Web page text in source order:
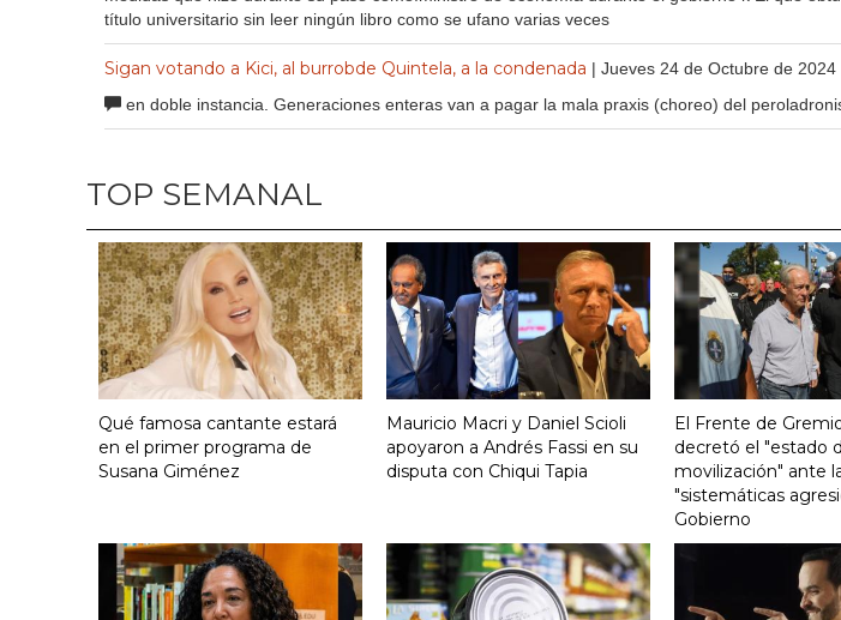
título universitario sin leer ningún libro como se ufano varias veces
Sigan votando a Kici, al burrobde Quintela, a la condenada | Jueves 24 de Octubre de 2024
en doble instancia. Generaciones enteras van a pagar la mala praxis (choreo) del
TOP SEMANAL
Qué famosa cantante estará
en el primer programa de
Susana Giménez
Mauricio Macri y Daniel Scioli
apoyaron a Andrés Fassi en su
disputa con Chiqui Tapia
El Frente de
decretó el "estado
movilización" ante
"sistemáticas
Gobierno